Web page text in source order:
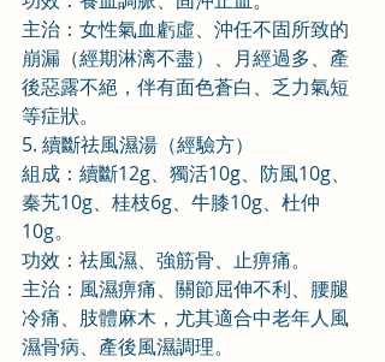
主治：女性氣血虧虛、沖任不固所致的
崩漏（經期淋漓不盡）、月經過多、產
後惡露不絕，伴有面色蒼白、乏力氣短
等症狀。
5. 續斷祛風濕湯（經驗方）
組成：續斷12g、獨活10g、防風10g、
秦艽10g、桂枝6g、牛膝10g、杜仲
10g。
功效：祛風濕、強筋骨、止痹痛。
主治：風濕痹痛、關節屈伸不利、腰腿
冷痛、肢體麻木，尤其適合中老年人風
濕骨病、產後風濕調理。